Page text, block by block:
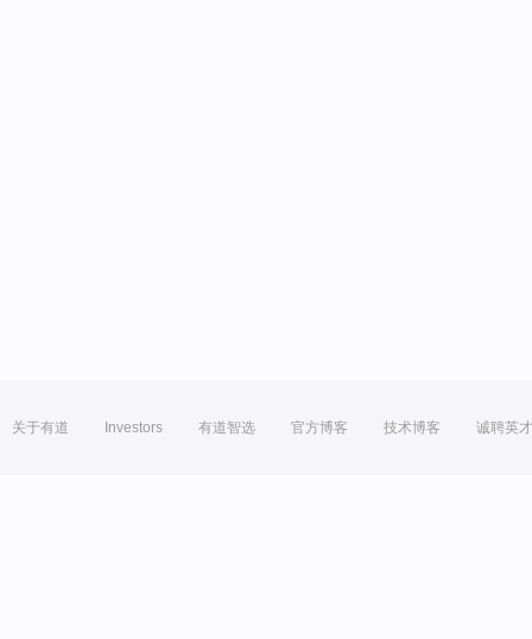
关于有道 Investors 有道智选 官方博客 技术博客 诚聘英才